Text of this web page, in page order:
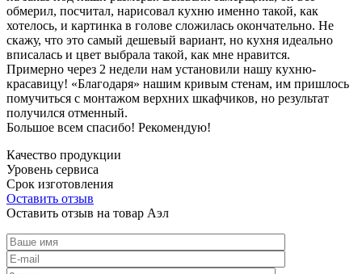
обмерил, посчитал, нарисовал кухню именно такой, как
хотелось, и картинка в голове сложилась окончательно. Не
скажу, что это самый дешевый вариант, но кухня идеально
вписалась и цвет выбрала такой, как мне нравится.
Примерно через 2 недели нам установили нашу кухню-
красавицу! «Благодаря» нашим кривым стенам, им пришлось
помучиться с монтажом верхних шкафчиков, но результат
получился отменный.
Большое всем спасибо! Рекомендую!
Качество продукции
Уровень сервиса
Срок изготовления
Оставить отзыв
Оставить отзыв на товар Аэл